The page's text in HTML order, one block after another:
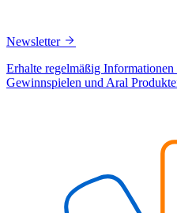
Newsletter
Erhalte regelmäßig
Gewinnspielen und Aral